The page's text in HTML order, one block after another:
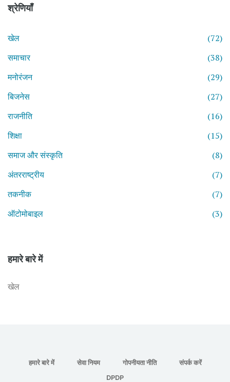
श्रेणियाँ
खेल
(72)
समाचार
(38)
मनोरंजन
(29)
बिजनेस
(27)
राजनीति
(16)
शिक्षा
(15)
समाज और संस्कृति
(8)
अंतरराष्ट्रीय
(7)
तकनीक
(7)
ऑटोमोबाइल
(3)
हमारे बारे में
खेल
हमारे बारे में सेवा नियम गोपनीयता नीति
संपर्क करें
DPDP